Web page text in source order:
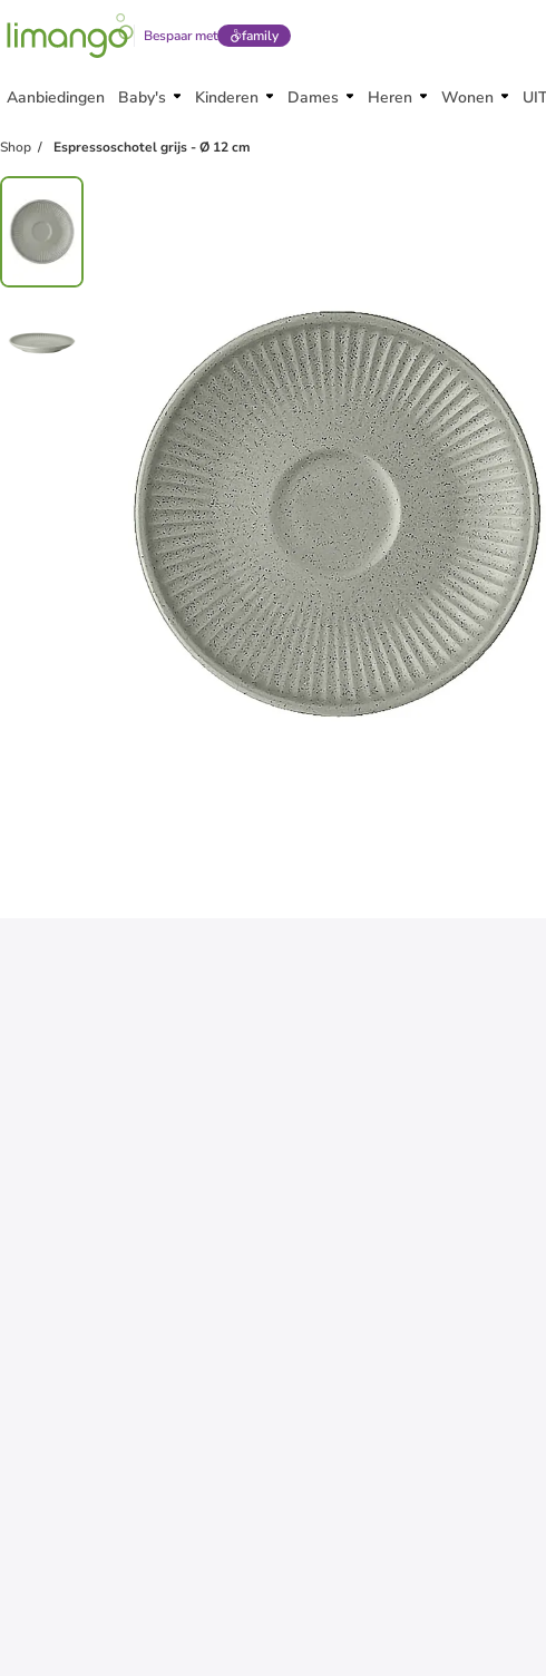
Bespaar met family
Aanbiedingen Baby's Kinderen Dames Heren Wonen
Shop Espressoschotel grijs - Ø 12 cm